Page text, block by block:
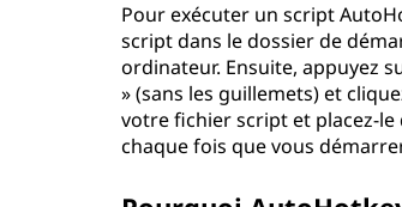
Pour exécuter un script
script dans le dossier de
ordinateur. Ensuite, appuyez
» (sans les guillemets) et
votre fichier script et placez-
chaque fois que vous